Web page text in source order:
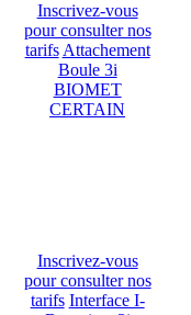
Inscrivez-vous
pour consulter nos
tarifs Attachement
Boule 3i
BIOMET
CERTAIN
Inscrivez-vous
pour consulter nos
tarifs Interface I-